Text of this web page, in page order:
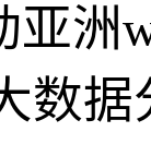
亚洲
数